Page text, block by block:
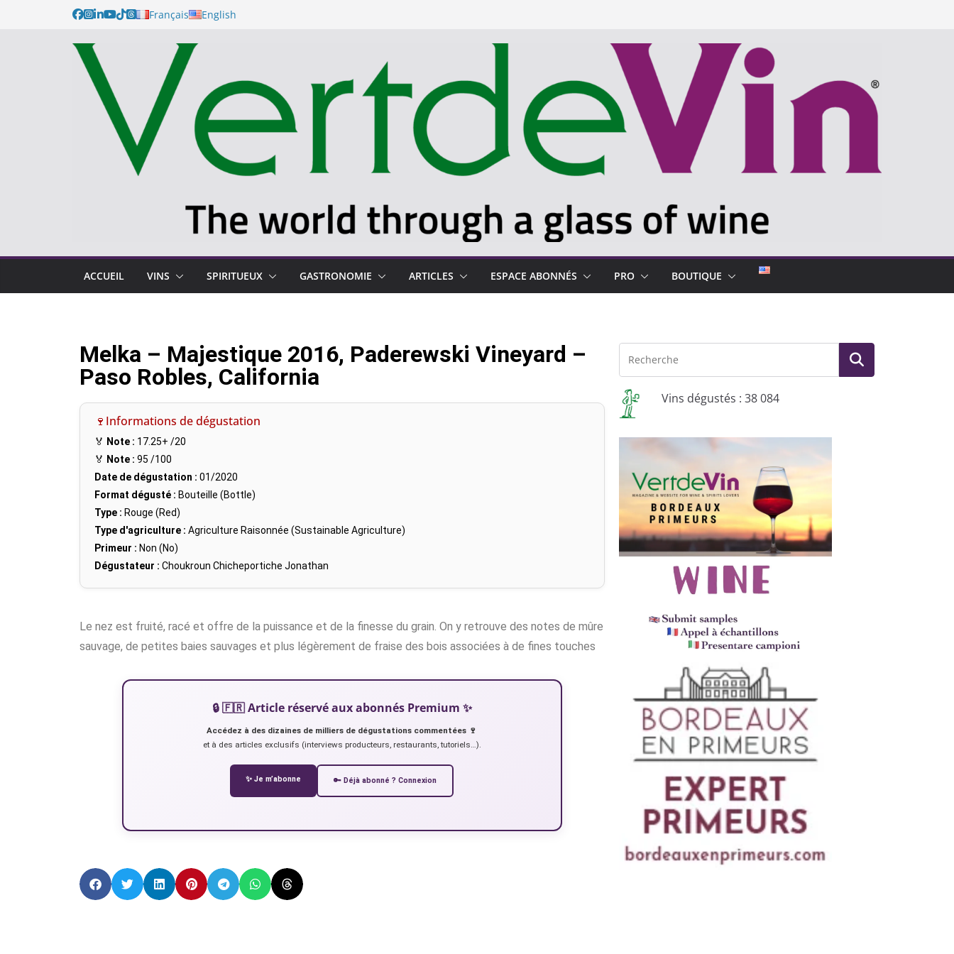
Français English
ACCUEIL VINS SPIRITUEUX GASTRONOMIE ARTICLES ESPACE ABONNÉS PRO BOUTIQUE
Melka – Majestique 2016, Paderewski Vineyard –
Paso Robles, California
🍷Informations de dégustation
🏅 Note : 17.25+ /20
🏅 Note : 95 /100
Date de dégustation : 01/2020
Format dégusté : Bouteille (Bottle)
Type : Rouge (Red)
Type d'agriculture : Agriculture Raisonnée (Sustainable Agriculture)
Primeur : Non (No)
Dégustateur : Choukroun Chicheportiche Jonathan
Le nez est fruité, racé et offre de la puissance et de la finesse du grain. On y retrouve des notes de mûre
sauvage, de petites baies sauvages et plus légèrement de fraise des bois associées à de fines touches
🔒 🇫🇷 Article réservé aux abonnés Premium ✨
Accédez à des dizaines de milliers de dégustations commentées 🍷
et à des articles exclusifs (interviews producteurs, restaurants, tutoriels…).
✨ Je m’abonne 🔑 Déjà abonné ? Connexion
Vins dégustés : 38 084